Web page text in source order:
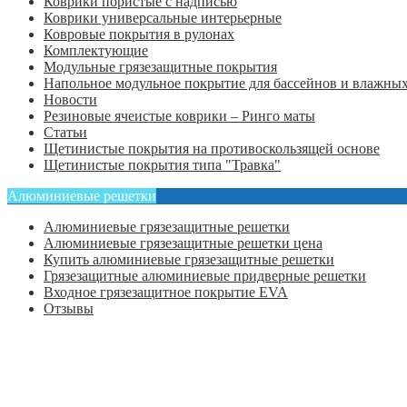
Коврики универсальные интерьерные
Ковровые покрытия в рулонах
Комплектующие
Модульные грязезащитные покрытия
Напольное модульное покрытие для бассейнов и
Новости
Резиновые ячеистые коврики – Ринго маты
Статьи
Щетинистые покрытия на противоскользящей основе
Щетинистые покрытия типа "Травка"
Алюминиевые решетки
Алюминиевые грязезащитные решетки
Алюминиевые грязезащитные решетки цена
Купить алюминиевые грязезащитные решетки
Грязезащитные алюминиевые придверные решетки
Входное грязезащитное покрытие EVA
Отзывы